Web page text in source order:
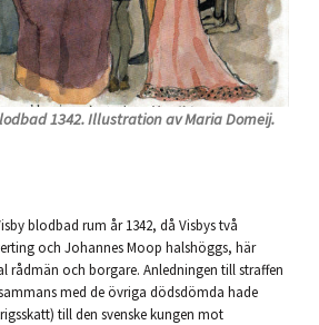
1342. Illustration av Maria Domeij.
blodbad rum år 1342, då Visbys två
och Johannes Moop halshöggs, här
rådmän och borgare. Anledningen till straffen
med de övriga dödsdömda hade
till den svenske kungen mot